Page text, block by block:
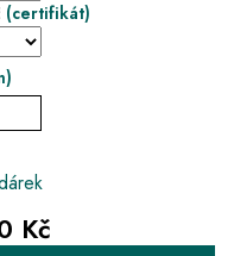
(certifikát)
Kč